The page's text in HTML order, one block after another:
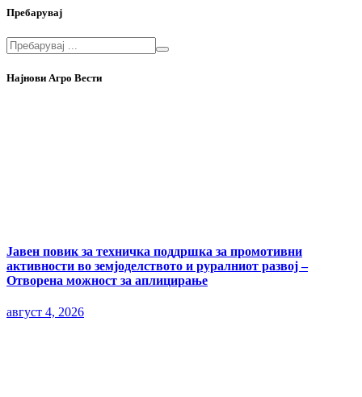
Пребарувај
Најнови Агро Вести
Јавен повик за техничка поддршка за промотивни
активности во земјоделството и руралниот развој –
Отворена можност за аплицирање
август 4, 2026